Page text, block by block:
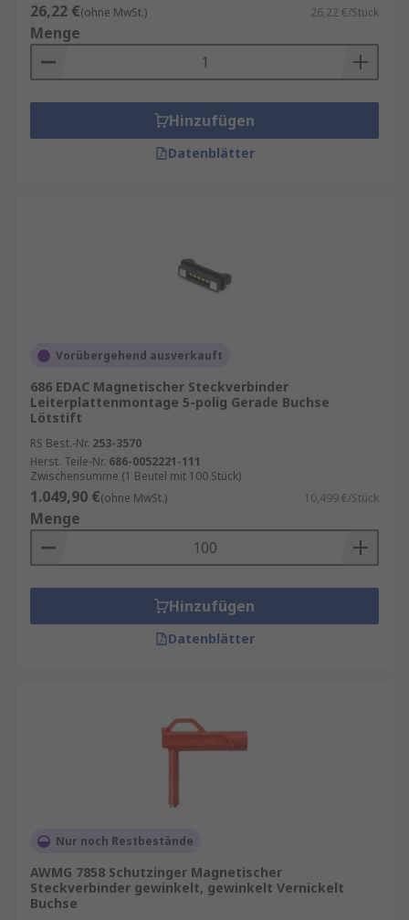
26,22 €(ohne MwSt.) 26,22 €/Stück
Menge
Hinzufügen
Datenblätter
Vorübergehend ausverkauft
686 EDAC Magnetischer Steckverbinder
Leiterplattenmontage 5-polig Gerade Buchse
Lötstift
RS Best.-Nr. 253-3570
Herst. Teile-Nr. 686-0052221-111
Zwischensumme (1 Beutel mit 100 Stück)
1.049,90 €(ohne MwSt.) 10,499 €/Stück
Menge
Hinzufügen
Datenblätter
Nur noch Restbestände
AWMG 7858 Schutzinger Magnetischer
Steckverbinder gewinkelt, gewinkelt Vernickelt
Buchse